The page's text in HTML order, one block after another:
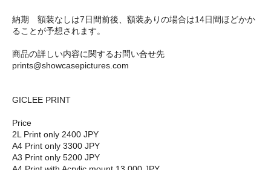
納期 額装なしは7日間前後、額装ありの場合は14日間ほどかか
ることが予想されます。
商品の詳しい内容に関するお問い合せ先
prints@showcasepictures.com
GICLEE PRINT
Price
2L Print only 2400 JPY
A4 Print only 3300 JPY
A3 Print only 5200 JPY